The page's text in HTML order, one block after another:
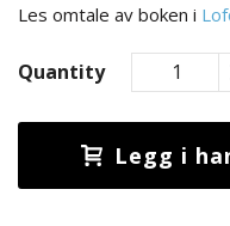
Les omtale av boken i
Quantity
Legg i